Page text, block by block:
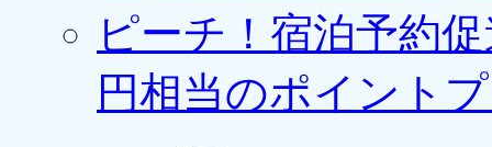
ピーチ！宿泊予約
円相当のポイント